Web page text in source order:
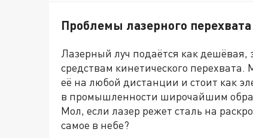
Проблемы лазерного перехвата
Лазерный луч подаётся как дешёвая,
средствам кинетического
её на любой дистанции и стоит как
в промышленности широчайшим
Мол, если лазер режет сталь на
самое в небе?